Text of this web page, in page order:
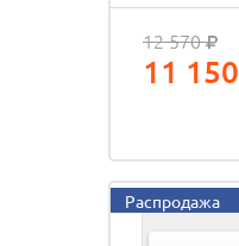
12 570
11 150
Распродажа